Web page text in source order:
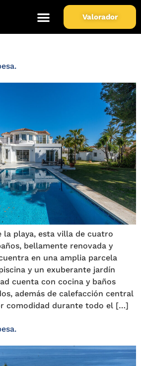
Valorador
Urb.
la playa, esta villa de cuatro
bellamente renovada y
en una amplia parcela
y un exuberante jardín
cuenta con cocina y baños
además de calefacción central
comodidad durante todo el […]